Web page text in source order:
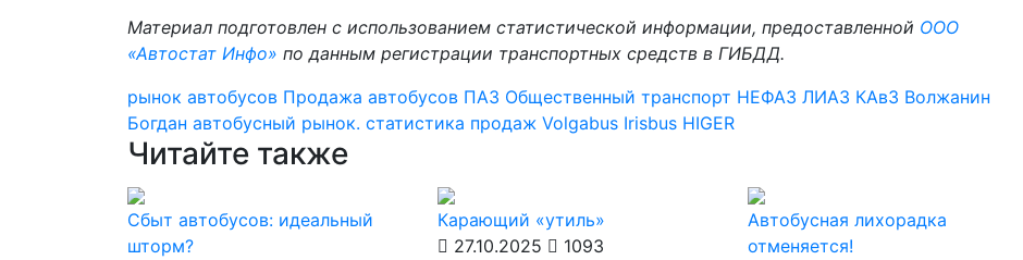
Материал подготовлен с использованием статистической информации, предоставленной ООО
«Автостат­ Инфо» по данным регистрации транспортных средств в ГИБДД.
рынок автобусов Продажа автобусов ПАЗ Общественный транспорт НЕФАЗ ЛИАЗ КАвЗ Волжанин
Богдан автобусный рынок. статистика продаж Volgabus Irisbus HIGER
Читайте также
Сбыт автобусов: идеальный
шторм?
Карающий «утиль»
27.10.2025
1093
Автобусная лихорадка
отменяется!